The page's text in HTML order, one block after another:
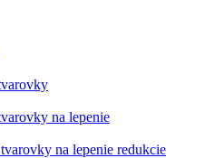
na lepenie
na lepenie redukcie